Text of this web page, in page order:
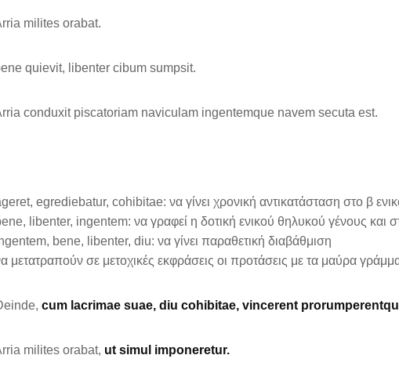
milites orabat.
quievit, libenter cibum sumpsit.
conduxit piscatoriam naviculam ingentemque navem secuta est.
egrediebatur, cohibitae: να γίνει χρονική αντικατάσταση στο β
libenter, ingentem: να γραφεί η δοτική ενικού θηλυκού γένους και
bene, libenter, diu: να γίνει παραθετική διαβάθμιση
μετατραπούν σε μετοχικές εκφράσεις οι προτάσεις με τα μαύρα
cum lacrimae suae, diu cohibitae, vincerent
milites orabat, ut simul imponeretur.